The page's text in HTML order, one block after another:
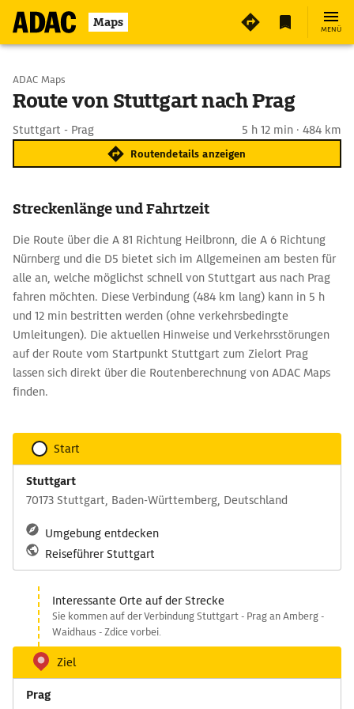
Maps MENÜ
Start wählen
ADAC Maps
Route von Stuttgart nach Prag
Stuttgart - Prag 5 h 12 min · 484 km
Routendetails anzeigen
Streckenlänge und Fahrtzeit
Die Route über die A 81 Richtung Heilbronn, die A 6 Richtung
Nürnberg und die D5 bietet sich im Allgemeinen am besten für
alle an, welche möglichst schnell von Stuttgart aus nach Prag
fahren möchten. Diese Verbindung (484 km lang) kann in 5 h
und 12 min bestritten werden (ohne verkehrsbedingte
Umleitungen). Die aktuellen Hinweise und Verkehrsstörungen
auf der Route vom Startpunkt Stuttgart zum Zielort Prag
lassen sich direkt über die Routenberechnung von ADAC Maps
finden.
Start
Stuttgart
70173 Stuttgart, Baden-Württemberg, Deutschland
Umgebung entdecken
Reiseführer Stuttgart
Interessante Orte auf der Strecke
Sie kommen auf der Verbindung Stuttgart - Prag an Amberg -
Waidhaus - Zdice vorbei.
Ziel
Prag